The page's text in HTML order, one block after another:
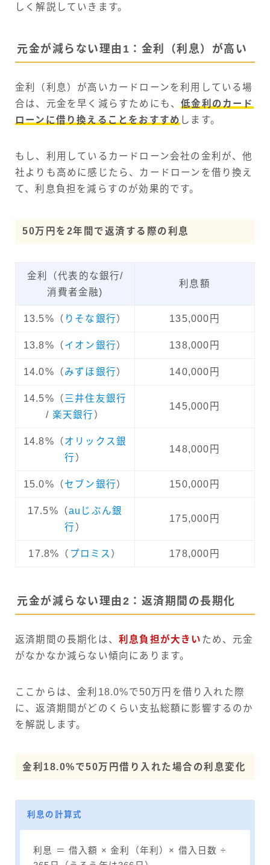
しく解説していきます。
元金が減らない理由1：金利（利息）が高い
金利（利息）が高いカードローンを利用している場
合は、元金を早く減らすためにも、低金利のカード
ローンに借り換えることをおすすめ します。
もし、利用しているカードローン会社の金利が、他
社よりも高めに感じたら、カードローンを借り換え
て、利息負担を減らすのが効果的です。
50万円を2年間で返済する際の利息
金利（代表的な銀行/
消費者金融)
利息額
13.5%（ りそな銀行） 135,000円
13.8%（ イオン銀行） 138,000円
14.0%（ みずほ銀行） 140,000円
14.5%（ 三井住友銀行
/ 楽天銀行 ）
145,000円
14.8%（ オリックス銀
行 ）
148,000円
15.0%（ セブン銀行） 150,000円
17.5%（auじぶん銀
行 ）
175,000円
17.8%（ プロミス ） 178,000円
元金が減らない理由2：返済期間の長期化
返済期間の長期化は、 利息負担が大きい ため、元金
がなかなか減らない傾向にあります。
ここからは、金利18.0%で50万円を借り入れた際
に、返済期間がどのくらい支払総額に影響するのか
を解説します。
金利18.0%で50万円借り入れた場合の利息変化
利息の計算式
利息 ＝ 借入額 × 金利（年利）× 借入日数 ÷